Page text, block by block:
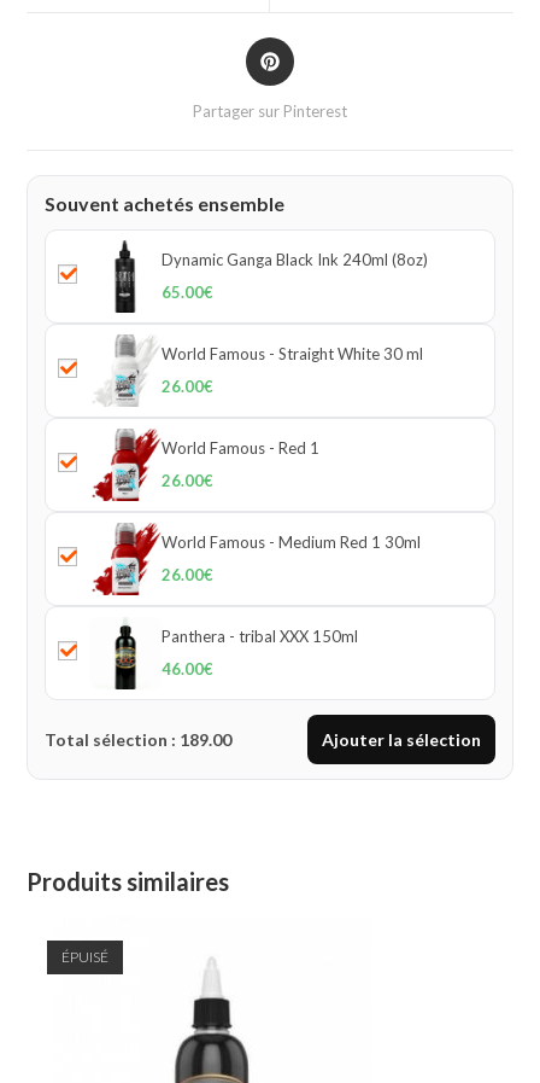
Partager sur Pinterest
Souvent achetés ensemble
Dynamic Ganga Black Ink 240ml (8oz)
65.00€
World Famous - Straight White 30 ml
26.00€
World Famous - Red 1
26.00€
World Famous - Medium Red 1 30ml
26.00€
Panthera - tribal XXX 150ml
46.00€
Total sélection : 189.00 Ajouter la sélection
Produits similaires
ÉPUISÉ